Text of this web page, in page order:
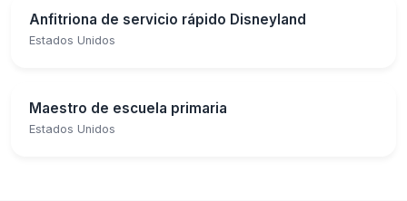
Anfitriona de servicio rápido Disneyland
Estados Unidos
Maestro de escuela primaria
Estados Unidos